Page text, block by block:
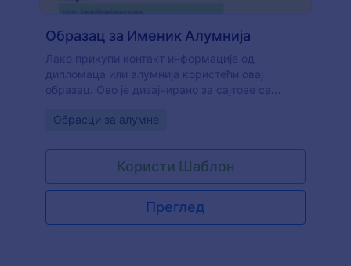
Образац за Именик Алумнија
Лако прикупи контакт информације од
дипломаца или алумнија користећи овај
образац. Ово је дизајнирано за сајтове са
Go to Category:
Обрасци за алумне
Користи Шаблон
Преглед